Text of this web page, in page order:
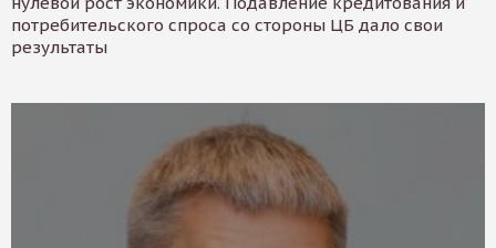
потребительского спроса со стороны ЦБ дало свои
результаты